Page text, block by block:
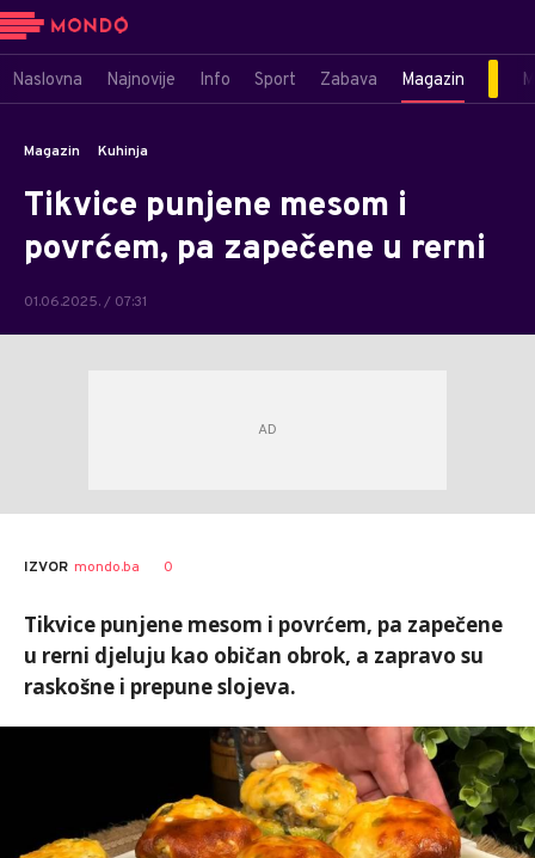
Naslovna Najnovije Info Sport Zabava Magazin
Magazin Kuhinja
Tikvice punjene mesom i
povrćem, pa zapečene u rerni
01.06.2025. / 07:31
IZVOR mondo.ba 0
Tikvice punjene mesom i povrćem, pa zapečene
u rerni djeluju kao običan obrok, a zapravo su
raskošne i prepune slojeva.